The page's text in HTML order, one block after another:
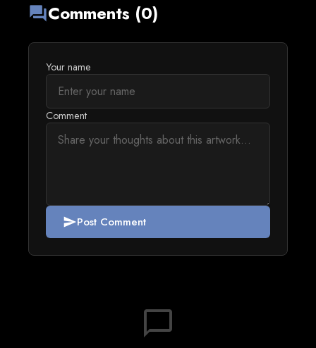
forumComments (0)
Your name
Comment
sendPost Comment
chat_bubble_outline